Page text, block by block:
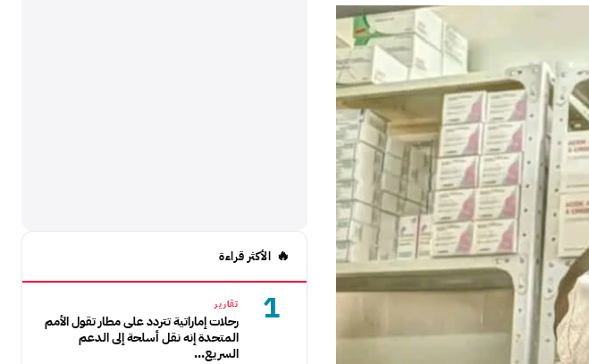
الأكثر قراءة
1 تقارير
رحلات إماراتية تتردد على مطار تقول الأمم
المتحدة إنه نقل أسلحة إلى الدعم
السريع...